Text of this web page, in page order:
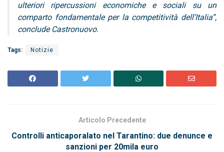
ulteriori ripercussioni economiche e sociali su un
comparto fondamentale per la competitività dell’Italia”,
conclude Castronuovo.
Tags: Notizie
Articolo Precedente
Controlli anticaporalato nel Tarantino: due denunce e
sanzioni per 20mila euro